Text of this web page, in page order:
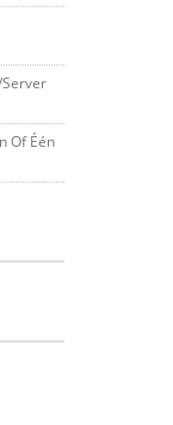
server
Of Één